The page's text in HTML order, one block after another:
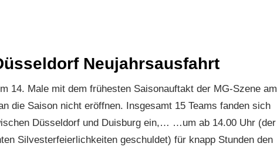
Neujahrsausfahrt
14. Male mit dem frühesten Saisonauftakt der MG-Szene am
die Saison nicht eröffnen. Insgesamt 15 Teams fanden sich
Düsseldorf und Duisburg ein,… …um ab 14.00 Uhr (der
Silvesterfeierlichkeiten geschuldet) für knapp Stunden den